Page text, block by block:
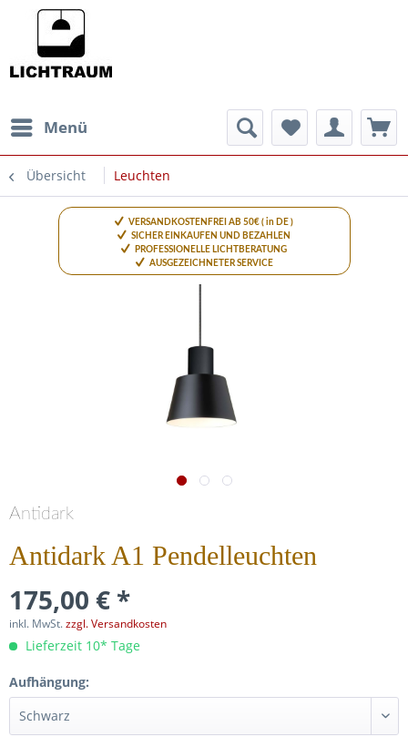
Menü
Übersicht Leuchten
VERSANDKOSTENFREI AB 50€ ( in DE )
SICHER EINKAUFEN UND BEZAHLEN
PROFESSIONELLE LICHTBERATUNG
AUSGEZEICHNETER SERVICE
Antidark
Antidark A1 Pendelleuchten
175,00 € *
inkl. MwSt.zzgl. Versandkosten
Lieferzeit 10* Tage
Aufhängung: